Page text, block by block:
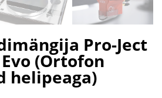
Pro-Ject
(Ortofon
helipeaga)